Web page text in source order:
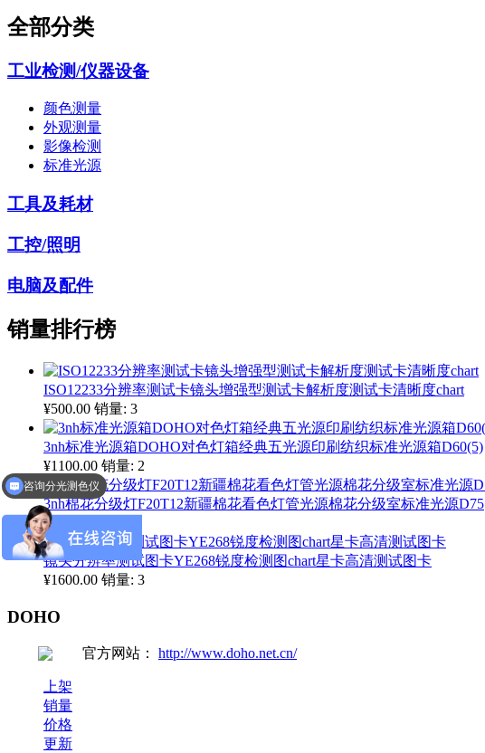
全部分类
工业检测/仪器设备
颜色测量
外观测量
影像检测
标准光源
工具及耗材
工控/照明
电脑及配件
销量排行榜
ISO12233分辨率测试卡镜头增强型测试卡解析度测试卡清晰度chart
¥500.00 销量: 3
3nh标准光源箱DOHO对色灯箱经典五光源印刷纺织标准光源箱D60(5)
¥1100.00 销量: 2
3nh棉花分级灯F20T12新疆棉花看色灯管光源棉花分级室标准光源D75
¥200.00
镜头分辨率测试图卡YE268锐度检测图chart星卡高清测试图卡
¥1600.00 销量: 3
DOHO
官方网站： http://www.doho.net.cn/
上架
销量
价格
更新
咨询分光测色仪